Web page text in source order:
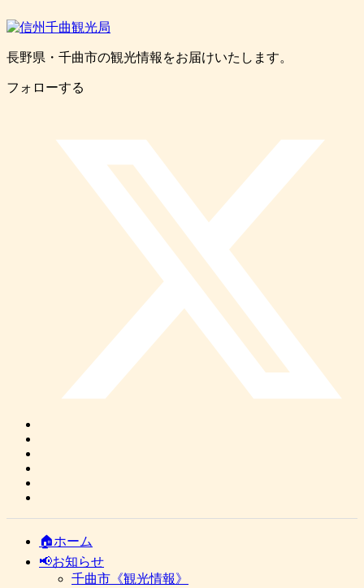
長野県・千曲市の観光情報をお届けいたします。
フォローする
🏠ホーム
📢お知らせ
千曲市《観光情報》